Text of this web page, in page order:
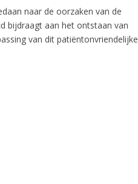
naar de oorzaken van de
bijdraagt aan het ontstaan van
van dit patiëntonvriendelijke